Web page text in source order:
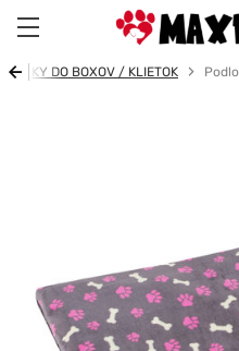
DO BOXOV / KLIETOK